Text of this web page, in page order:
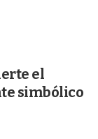
el
simbólico